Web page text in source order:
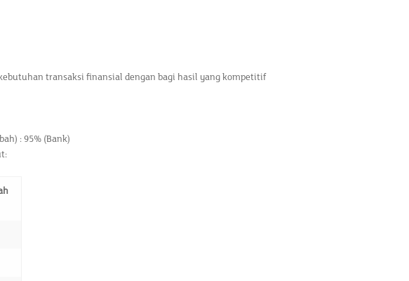
transaksi finansial dengan bagi hasil yang kompetitif
: 95% (Bank)